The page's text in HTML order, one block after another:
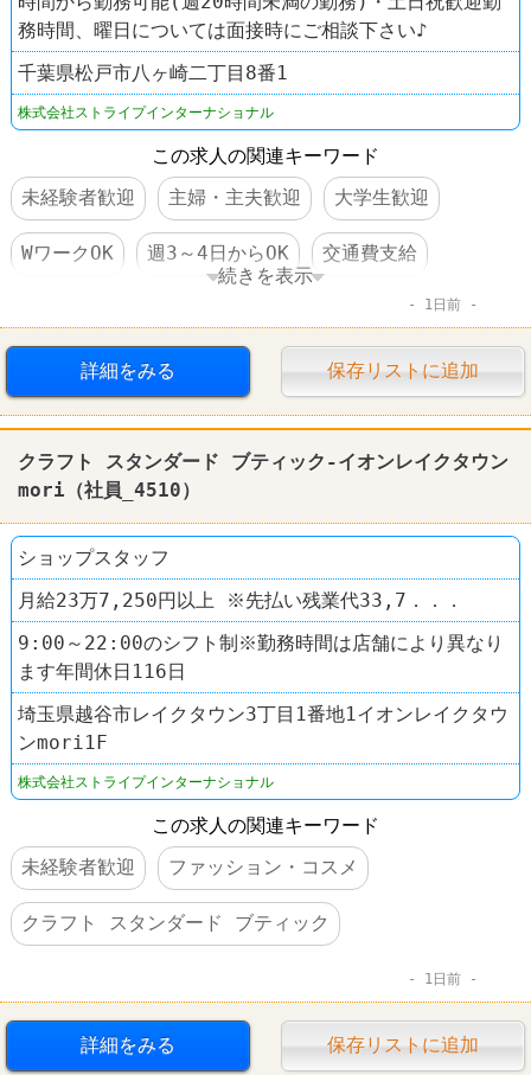
務時間、曜日については面接時にご相談下さい♪
千葉県松戸市八ヶ崎二丁目8番1
株式会社ストライプインターナショナル
この求人の関連キーワード
未経験者歓迎
主婦・主夫歓迎 大学生歓迎
WワークOK 週3～4日からOK 交通費支給
ファッション・コスメ
クラフト スタンダード ブティック
続きを表示
1日前
詳細をみる 保存リストに追加
クラフト スタンダード ブティック-イオンレイクタウン
mori（社員_4510）
ショップスタッフ
月給23万7,250円以上 ※先払い残業代33,7．．．
9:00～22:00のシフト制※勤務時間は店舗により異なり
ます年間休日116日
埼玉県越谷市レイクタウン3丁目1番地1イオンレイクタウ
ンmori1F
株式会社ストライプインターナショナル
この求人の関連キーワード
未経験者歓迎
ファッション・コスメ
クラフト スタンダード ブティック
1日前
詳細をみる 保存リストに追加